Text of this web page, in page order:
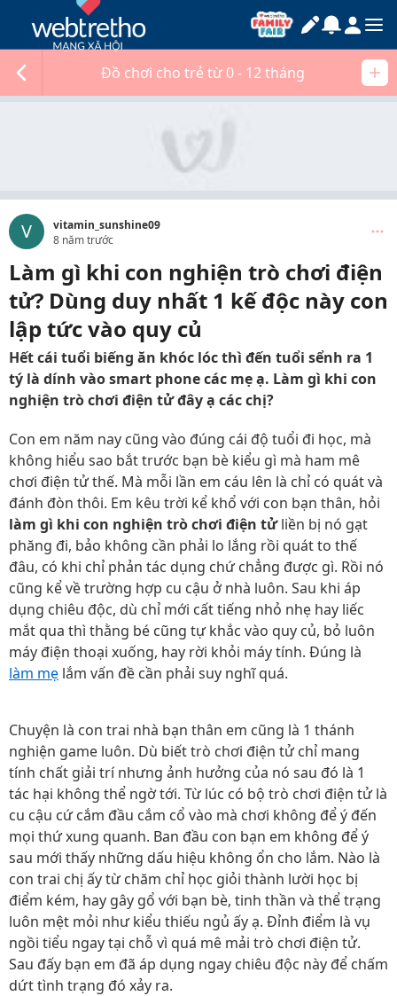
Đồ chơi cho trẻ từ 0 - 12 tháng
V
vitamin_sunshine09
8 năm trước
Làm gì khi con nghiện trò chơi điện
tử? Dùng duy nhất 1 kế độc này con
lập tức vào quy củ
Hết cái tuổi biếng ăn khóc lóc thì đến tuổi sểnh ra 1
tý là dính vào smart phone các mẹ ạ. Làm gì khi con
nghiện trò chơi điện tử đây ạ các chị?
Con em năm nay cũng vào đúng cái độ tuổi đi học, mà
không hiểu sao bắt trước bạn bè kiểu gì mà ham mê
chơi điện tử thế. Mà mỗi lần em cáu lên là chỉ có quát và
đánh đòn thôi. Em kêu trời kể khổ với con bạn thân, hỏi
làm gì khi con nghiện trò chơi điện tửliền bị nó gạt
phăng đi, bảo không cần phải lo lắng rồi quát to thế
đâu, có khi chỉ phản tác dụng chứ chẳng được gì. Rồi nó
cũng kể về trường hợp cu cậu ở nhà luôn. Sau khi áp
dụng chiêu độc, dù chỉ mới cất tiếng nhỏ nhẹ hay liếc
mắt qua thì thằng bé cũng tự khắc vào quy củ, bỏ luôn
máy điện thoại xuống, hay rời khỏi máy tính. Đúng là
làm mẹ lắm vấn đề cần phải suy nghĩ quá.
Chuyện là con trai nhà bạn thân em cũng là 1 thánh
nghiện game luôn. Dù biết trò chơi điện tử chỉ mang
tính chất giải trí nhưng ảnh hưởng của nó sau đó là 1
tác hại không thể ngờ tới. Từ lúc có bộ trò chơi điện tử là
cu cậu cứ cắm đầu cắm cổ vào mà chơi không để ý đến
mọi thứ xung quanh. Ban đầu con bạn em không để ý
sau mới thấy những dấu hiệu không ổn cho lắm. Nào là
con trai chị ấy từ chăm chỉ học giỏi thành lười học bị
điểm kém, hay gây gổ với bạn bè, tinh thần và thể trạng
luôn mệt mỏi như kiểu thiếu ngủ ấy ạ. Đỉnh điểm là vụ
ngồi tiểu ngay tại chỗ vì quá mê mải trò chơi điện tử.
Sau đấy bạn em đã áp dụng ngay chiêu độc này để chấm
dứt tình trạng đó xảy ra.